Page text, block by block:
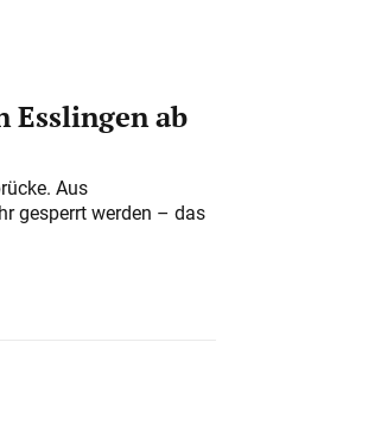
Esslingen ab
Aus
gesperrt werden – das